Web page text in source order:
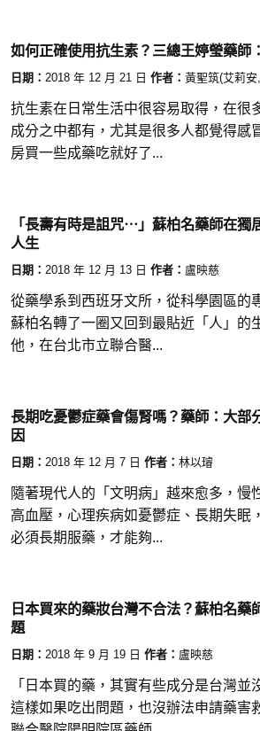
如何正確使用抗生素？三總王婷瑩藥師
日期： 2018 年 12 月 21 日 作者： 黃聖筑(艾莉安
抗生素在日常生活中很容易取得，在很
成分之中都有，尤其是很多人都覺得感
房買一些成藥吃就好了...
「長壽有時是詛咒⋯」蘇柏名藥師在獨
人生
日期： 2018 年 12 月 13 日 作者： 盧映慈
從藥學系到西班牙文所，從科學園區的
蘇柏名轉了一圈又回到最貼近「人」的
他，在台北市立聯合醫...
長期吃憂鬱症藥會傷腎嗎？藥師：大部
因
日期： 2018 年 12 月 7 日 作者： 林以璿
隨著現代人的「文明病」越來愈多，慢
高血壓，心理疾病如憂鬱症、長期失眠
必須長期服藥，才能夠...
日本買來的藥妝台灣不合法？蘇柏名藥
題
日期： 2018 年 9 月 19 日 作者： 盧映慈
「日本買的藥，其實有些成分是台灣並
這樣如果吃出問題，也沒辦法申請藥害